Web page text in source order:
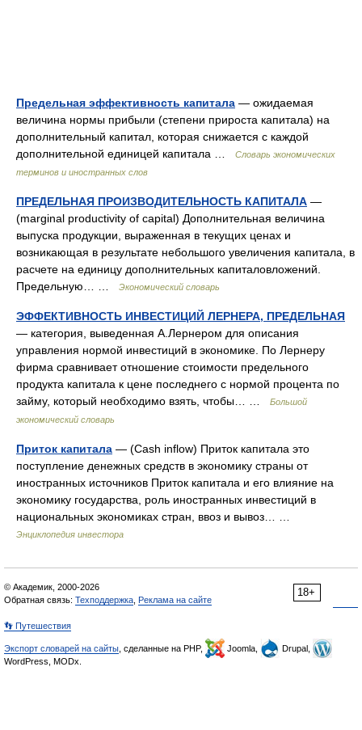
Предельная эффективность капитала — ожидаемая
величина нормы прибыли (степени прироста капитала) на
дополнительный капитал, которая снижается с каждой
дополнительной единицей капитала …
Словарь экономических
терминов и иностранных слов
ПРЕДЕЛЬНАЯ ПРОИЗВОДИТЕЛЬНОСТЬ КАПИТАЛА —
(marginal productivity of capital) Дополнительная величина
выпуска продукции, выраженная в текущих ценах и
возникающая в результате небольшого увеличения капитала, в
расчете на единицу дополнительных капиталовложений.
Предельную… …
Экономический словарь
ЭФФЕКТИВНОСТЬ ИНВЕСТИЦИЙ ЛЕРНЕРА, ПРЕДЕЛЬНАЯ
— категория, выведенная А.Лернером для описания
управления нормой инвестиций в экономике. По Лернеру
фирма сравнивает отношение стоимости предельного
продукта капитала к цене последнего с нормой процента по
займу, который необходимо взять, чтобы… …
Большой
экономический словарь
Приток капитала — (Cash inflow) Приток капитала это
поступление денежных средств в экономику страны от
иностранных источников Приток капитала и его влияние на
экономику государства, роль иностранных инвестиций в
национальных экономиках стран, ввоз и вывоз… …
Энциклопедия инвестора
18+
© Академик, 2000-2026
Обратная связь: Техподдержка Реклама на сайте
👣 Путешествия
Экспорт словарей на сайты , сделанные на PHP, Joomla,
Drupal,
WordPress, MODx.